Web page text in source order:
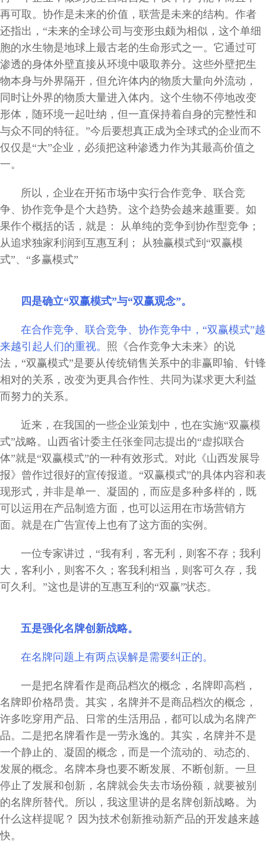
再可取。协作是未来的价值，联营是未来的结构。作者
还指出，“未来的全球公司与变形虫颇为相似，这个单细
胞的水生物是地球上最古老的生命形式之一。它通过可
渗透的身体外壁直接从环境中吸取养分。这些外壁把生
物本身与外界隔开，但允许体内的物质大量向外流动，
同时让外界的物质大量进入体内。这个生物不停地改变
形体，随环境一起吐纳，但一直保持着自身的完整性和
与众不同的特征。”今后要想真正成为全球式的企业而不
仅仅是“大”企业，必须把这种渗透力作为其最高价值之
一。
所以，企业在开拓市场中实行合作竞争、联合竞
争、协作竞争是个大趋势。这个趋势会越来越重要。如
果作个概括的话，就是： 从单纯的竞争到协作型竞争；
从追求独家利润到互惠互利； 从独赢模式到“双赢模
式”、“多赢模式”
四是确立“双赢模式”与“双赢观念”。
在合作竞争、联合竞争、协作竞争中，“双赢模式”越
来越引起人们的重视。 照《合作竞争大未来》的说
法，“双赢模式”是要从传统销售关系中的非赢即输、针锋
相对的关系，改变为更具合作性、共同为谋求更大利益
而努力的关系。
近来，在我国的一些企业策划中，也在实施“双赢模
式”战略。山西省计委主任张奎同志提出的“虚拟联合
体”就是“双赢模式”的一种有效形式。对此《山西发展导
报》曾作过很好的宣传报道。“双赢模式”的具体内容和表
现形式，并非是单一、凝固的，而应是多种多样的，既
可以运用在产品制造方面，也可以运用在市场营销方
面。就是在广告宣传上也有了这方面的实例。
一位专家讲过，“我有利，客无利，则客不存；我利
大，客利小，则客不久；客我利相当，则客可久存，我
可久利。”这也是讲的互惠互利的“双赢”状态。
五是强化名牌创新战略。
在名牌问题上有两点误解是需要纠正的。
一是把名牌看作是商品档次的概念，名牌即高档，
名牌即价格昂贵。其实，名牌并不是商品档次的概念，
许多吃穿用产品、日常的生活用品，都可以成为名牌产
品。二是把名牌看作是一劳永逸的。其实，名牌并不是
一个静止的、凝固的概念，而是一个流动的、动态的、
发展的概念。名牌本身也要不断发展、不断创新。一旦
停止了发展和创新，名牌就会失去市场份额，就要被别
的名牌所替代。所以，我这里讲的是名牌创新战略。为
什么这样提呢？ 因为技术创新推动新产品的开发越来越
快。